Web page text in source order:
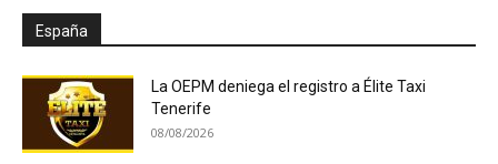
España
La OEPM deniega el registro a Élite Taxi
Tenerife
08/08/2026